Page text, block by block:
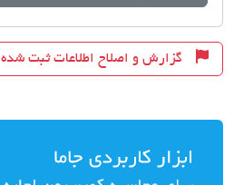
گزارش و اصلاح اطلاعات ثبت شده